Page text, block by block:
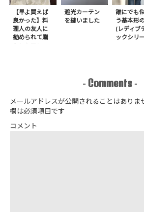
【早よ買えば
良かった】料
理人の友人に
勧められて購
入したアレ
遮光カーテン
を縫いました
誰にでも
う基本形
(レディブ
ックシリ
no.8272)
アップジャ
ットを作り
- Comments -
メールアドレスが公開されることはありま
欄は必須項目です
コメント